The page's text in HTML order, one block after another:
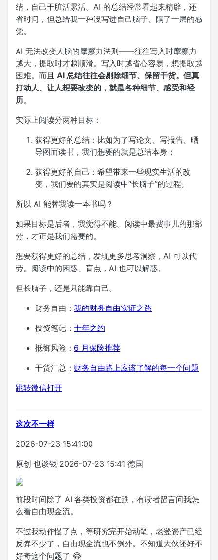
结，自己干脏活累活。AI 的总结经常看起来精辟，还
省时间，但总给我一种没写进自己脑子、隔了一层的感
觉。
AI 无法改变人脑的摩擦力法则——往往写入时摩擦力
越大，提取时才越顺滑。写入时越省心容易，想提取越
困难。而且 AI 总结往往会剔除细节、保留干货。但真
打动人、让人想要改变的，就是各种细节、感受和经
历。
实际上阅读分两种目标：
获得更好的总结：比如为了写论文、写报告、晒
导图而读书，我们想要的就是总结本身；
获得更好的自己：希望带来一些现实生活的改
变，我们要的其实是阅读中“长脑子”的过程。
所以 AI 能替我读一本书吗？
如果目标是后者，我觉得不能。阅读中最费事儿的那部
分，才正是我们需要的。
想要获得更好的总结，发现更多思考洞察，AI 可以代
劳。阅读中的困惑、盲点，AI 也可以解惑。
但长脑子，还是只能靠自己。
财务自由： 我的财务自由实证之路
投资笔记： 十年之约
抵御风险： 6 月保险推荐
干货汇总： 财务自由路上应该了解的每一个问题
跳转微信打开
这次不一样
2026-07-23 15:41:00
原创 也谈钱 2026-07-23 15:41 德国
前段时间除了 AI 各类投资都在跌，有读者留言问我怎
么看自由现金流。
不过我动作慢了点，等研究完开始动笔，老登资产已经
反弹不少了，自由现金流也不例外。不知道大伙还好不
好奇这个问题了 😂